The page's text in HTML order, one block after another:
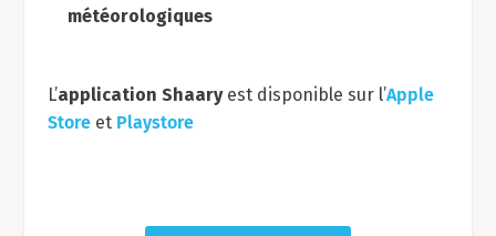
météorologiques
L’application Shaaryest disponible sur l’Apple
Storeet Playstore